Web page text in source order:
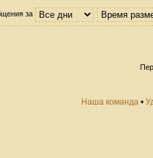
за
Наша команда •